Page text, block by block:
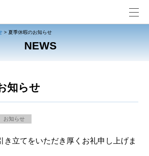
>夏季休暇のお知らせ
NEWS
知らせ
お知らせ
き立てをいただき厚くお礼申し上げま